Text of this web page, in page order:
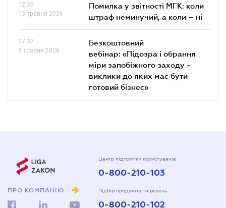
12.36
13 травня 2026
Помилка у звітності МГК: коли
штраф неминучий, а коли – ні
17.37
5 травня 2026
Безкоштовний
вебінар: «Підозра і обрання
міри запобіжного заходу -
виклики до яких має бути
готовий бізнес»
ПРО КОМПАНІЮ
Центр підтримки користувачів
0-800-210-103
Підбір продуктів та рішень
0-800-210-102